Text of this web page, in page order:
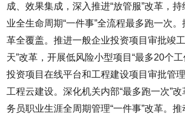
成、效果集成，深入推进“放管服”改革，
业全生命周期“一件事”全流程最多跑一次。
革全覆盖。推进一般企业投资项目审批竣
天”改革，开展低风险小型项目“最多20个
投资项目在线平台和工程建设项目审批管
工程云建设。深化机关内部“最多跑一次”
务员职业生涯全周期管理“一件事”改革。